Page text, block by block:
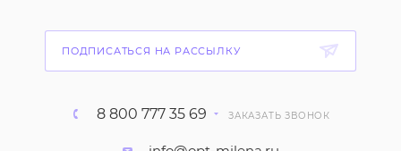
ПОДПИСАТЬСЯ НА РАССЫЛКУ
8 800 777 35 69 ЗАКАЗАТЬ ЗВОНОК